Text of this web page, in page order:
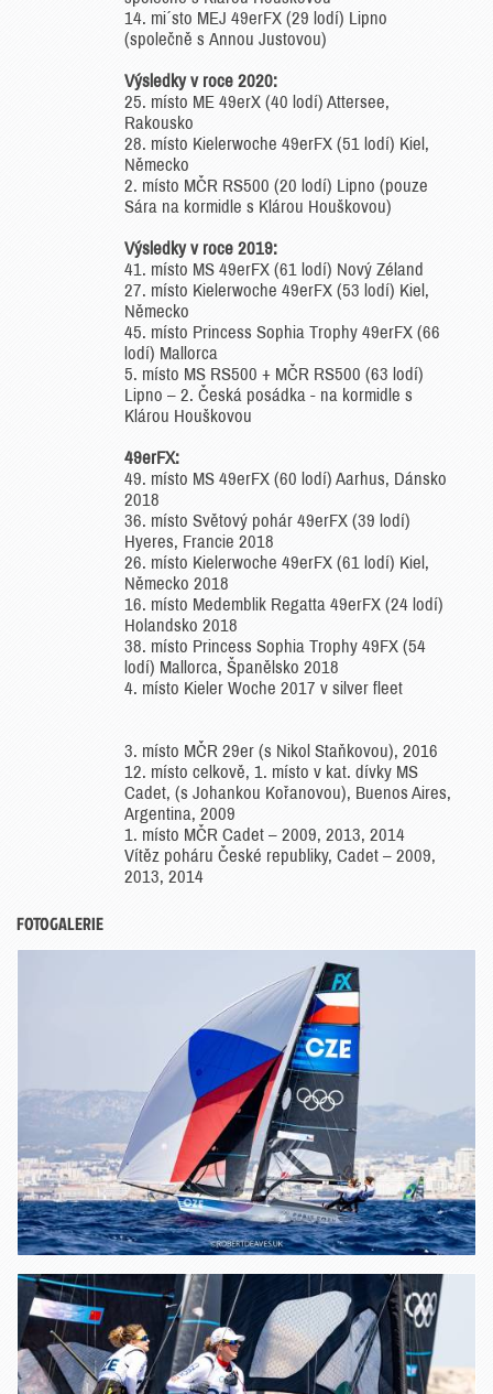
14. mi´sto MEJ 49erFX (29 lodí) Lipno
(společně s Annou Justovou)
Výsledky v roce 2020:
25. místo ME 49erX (40 lodí) Attersee,
Rakousko
28. místo Kielerwoche 49erFX (51 lodí) Kiel,
Německo
2. místo MČR RS500 (20 lodí) Lipno (pouze
Sára na kormidle s Klárou Houškovou)
Výsledky v roce 2019:
41. místo MS 49erFX (61 lodí) Nový Zéland
27. místo Kielerwoche 49erFX (53 lodí) Kiel,
Německo
45. místo Princess Sophia Trophy 49erFX (66
lodí) Mallorca
5. místo MS RS500 + MČR RS500 (63 lodí)
Lipno – 2. Česká posádka - na kormidle s
Klárou Houškovou
49erFX:
49. místo MS 49erFX (60 lodí) Aarhus, Dánsko
2018
36. místo Světový pohár 49erFX (39 lodí)
Hyeres, Francie 2018
26. místo Kielerwoche 49erFX (61 lodí) Kiel,
Německo 2018
16. místo Medemblik Regatta 49erFX (24 lodí)
Holandsko 2018
38. místo Princess Sophia Trophy 49FX (54
lodí) Mallorca, Španělsko 2018
4. místo Kieler Woche 2017 v silver fleet
3. místo MČR 29er (s Nikol Staňkovou), 2016
12. místo celkově, 1. místo v kat. dívky MS
Cadet, (s Johankou Kořanovou), Buenos Aires,
Argentina, 2009
1. místo MČR Cadet – 2009, 2013, 2014
Vítěz poháru České republiky, Cadet – 2009,
2013, 2014
FOTOGALERIE